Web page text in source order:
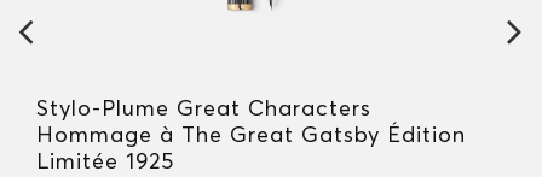
Stylo-Plume Great Characters
Hommage à The Great Gatsby Édition
Limitée 1925